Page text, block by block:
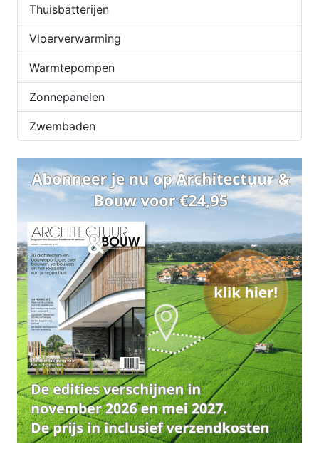
Thuisbatterijen
Vloerverwarming
Warmtepompen
Zonnepanelen
Zwembaden